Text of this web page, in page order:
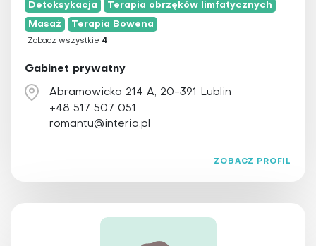
Pinoterapia
Plazmoterapia
Qigong
Refleksologia
Reiki
Terapia przeciwstarzeniowa
Trening personalny
Detoksykacja Terapia obrzęków limfatycznych
Masaż Terapia Bowena
Zobacz wszystkie 4
Gabinet prywatny
Abramowicka 214 A, 20-391 Lublin
+48 517 507 051
romantu@interia.pl
ZOBACZ PROFIL